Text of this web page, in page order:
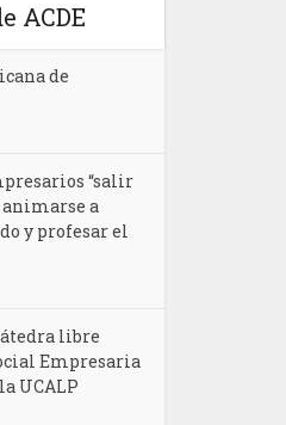
ACDE
de
“salir
a
y profesar el
libre
Empresaria
UCALP